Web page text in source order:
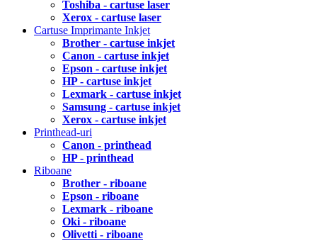
Toshiba - cartuse laser
Xerox - cartuse laser
Cartuse Imprimante Inkjet
Brother - cartuse inkjet
Canon - cartuse inkjet
Epson - cartuse inkjet
HP - cartuse inkjet
Lexmark - cartuse inkjet
Samsung - cartuse inkjet
Xerox - cartuse inkjet
Printhead-uri
Canon - printhead
HP - printhead
Riboane
Brother - riboane
Epson - riboane
Lexmark - riboane
Oki - riboane
Olivetti - riboane